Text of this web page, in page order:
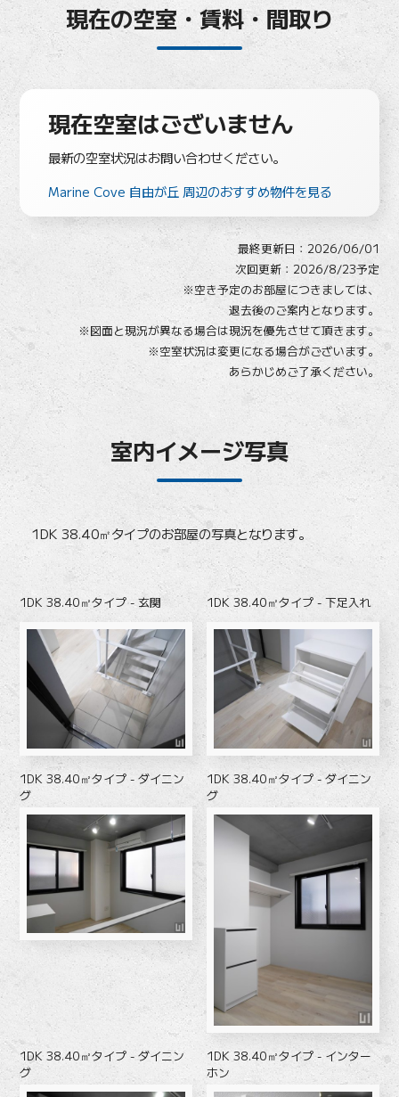
現在の空室・賃料・間取り
現在空室はございません
最新の空室状況はお問い合わせください。
Marine Cove 自由が丘 周辺のおすすめ物件を見る
最終更新日： 2026/06/01
次回更新：2026/8/23予定
※空き予定のお部屋につきましては、
退去後のご案内となります。
※図面と現況が異なる場合は現況を優先させて頂きます。
※空室状況は変更になる場合がございます。
あらかじめご了承ください。
室内イメージ写真
1DK 38.40㎡タイプのお部屋の写真となります。
1DK 38.40㎡タイプ - 玄関 1DK 38.40㎡タイプ - 下足入れ
1DK 38.40㎡タイプ - ダイニン
グ
1DK 38.40㎡タイプ - ダイニン
グ
1DK 38.40㎡タイプ - ダイニン
グ
1DK 38.40㎡タイプ - インター
ホン